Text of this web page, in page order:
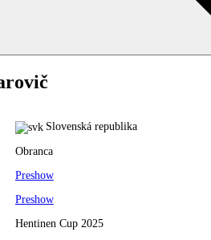
Slovenská republika
Obranca
Preshow
Preshow
Hentinen Cup 2025